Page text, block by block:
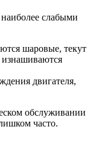
слабыми
шаровые, текут
изнашиваются
двигателя,
обслуживании
часто.